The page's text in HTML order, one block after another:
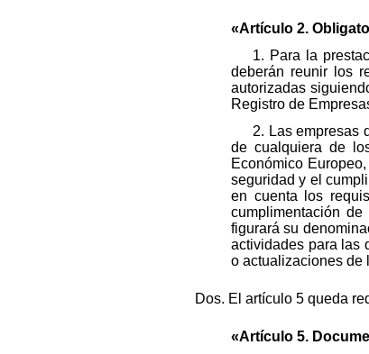
«Artículo 2.
1. Para la
deberán reunir los
autorizadas
Registro de
2. Las empresas
de cualquiera de
Económico
seguridad y el
en cuenta los
cumplimentación
figurará su
actividades para las
o actualizaciones de
Dos. El artículo 5 queda
«Artículo 5.